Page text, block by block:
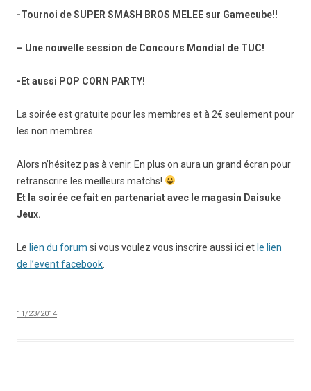
-Tournoi de SUPER SMASH BROS MELEE sur Gamecube!!
– Une nouvelle session de Concours Mondial de TUC!
-Et aussi POP CORN PARTY!
La soirée est gratuite pour les membres et à 2€ seulement pour
les non membres.
Alors n’hésitez pas à venir. En plus on aura un grand écran pour
retranscrire les meilleurs matchs!
Et la soirée ce fait en partenariat avec le magasin Daisuke
Jeux.
Le lien du forum si vous voulez vous inscrire aussi ici et le lien
de l’event facebook
11/23/2014